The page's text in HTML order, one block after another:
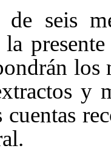
seis
la
los
y
cuentas